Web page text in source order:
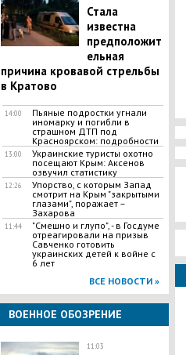
Стала
известна
предположит
ельная
причина кровавой стрельбы
в Кратово
14:00
Пьяные подростки угнали
иномарку и погибли в
страшном ДТП под
Красноярском: подробности
13:00
Украинские туристы охотно
посещают Крым: Аксенов
озвучил статистику
12:26
Упорство, с которым Запад
смотрит на Крым "закрытыми
глазами", поражает –
Захарова
11:44
"Смешно и глупо", - в Госдуме
отреагировали на призыв
Савченко готовить
украинских детей к войне с
6 лет
ВСЕ НОВОСТИ »
ВОЕННОЕ ОБОЗРЕНИЕ
11:03